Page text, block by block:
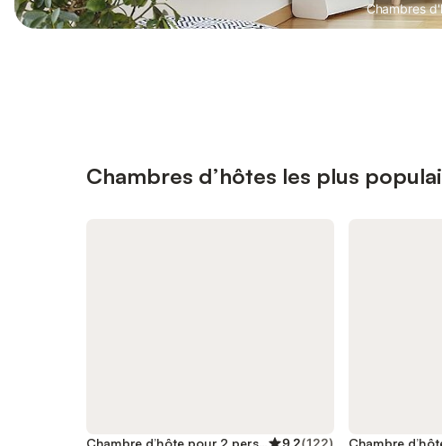
Chambres
Chambres d’hôtes les plus
Chambre d’hôte pour 2 personnes 9.2(122)